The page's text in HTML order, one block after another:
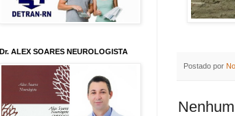
Postado por
Dr. ALEX SOARES NEUROLOGISTA